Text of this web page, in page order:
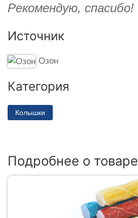
Рекомендую, спасибо!
Источник
Озон
Категория
Колышки
Подробнее о товаре